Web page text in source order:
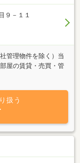
９－１１
管理物件を除く）当
屋の賃貸・売買・管
なお部屋を、安心と
問や、仙台北エリア
ご相談くださ
ム 代表 小
扱う